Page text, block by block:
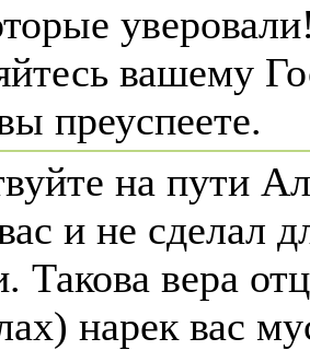
вашему
преуспеете.
на пути
и не сделал
Такова вера
нарек вас